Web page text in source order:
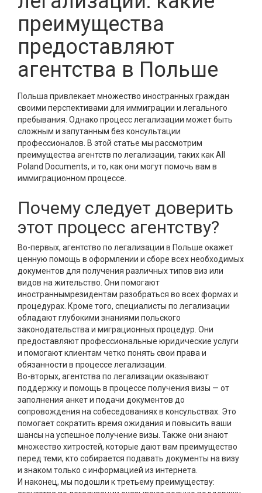
преимущества
предоставляют
агентства в Польше
Польша привлекает множество иностранныхграждан
своими перспективами для иммиграции и легального
пребывания . Однако процесс легализации может быть
сложным и запутанным без консультации
профессионалов. В этой статье мы рассмотрим
преимущества агентств по легализации, таких какAll
Poland Documents, и то, как они могут помочь вам в
иммиграционном процессе.
Почему следует доверить
этот процесс агентству?
Во-первых, агентство по легализации в Польше окажет
ценную помощь в оформлении и сборе всех необходимых
документов для получения различных типов виз или
видов на жительство. Они помогают
иностраннымрезидентам разобраться во всех формах и
процедурах . Кроме того, специалисты по легализации
обладают глубокими знаниями польского
законодательства и миграционныхпроцедур . Они
предоставляют профессиональные юридические услуги
и помогают клиентам четко понять свои права и
обязанности в процессе легализации.
Во-вторых, агентства по легализации оказывают
поддержку и помощь в процессе получения визы — от
заполнения анкет и подачи документов до
сопровождения на собеседованиях в консульствах. Это
помогает сократить время ожидания и повысить ваши
шансы на успешное получение визы. Также они знают
множество хитростей, которые дают вам преимущество
перед теми, кто собирается подавать документы на визу
и знаком только с информацией из интернета.
И наконец, мы подошли к третьему преимуществу: